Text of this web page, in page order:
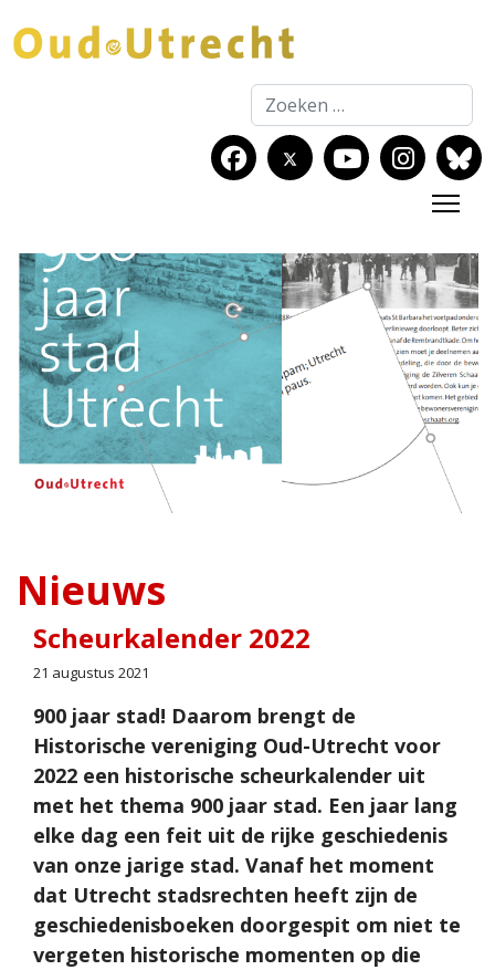
Zoeken
Nieuws
Scheurkalender 2022
21 augustus 2021
900 jaar stad! Daarom brengt de
Historische vereniging Oud-Utrecht voor
2022 een historische scheurkalender uit
met het thema 900 jaar stad. Een jaar lang
elke dag een feit uit de rijke geschiedenis
van onze jarige stad. Vanaf het moment
dat Utrecht stadsrechten heeft zijn de
geschiedenisboeken doorgespit om niet te
vergeten historische momenten op die